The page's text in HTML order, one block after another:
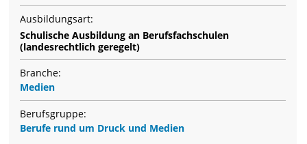
Ausbildungsart:
Schulische Ausbildung an Berufsfachschulen
(landesrechtlich geregelt)
Branche:
Medien
Berufsgruppe:
Berufe rund um Druck und Medien